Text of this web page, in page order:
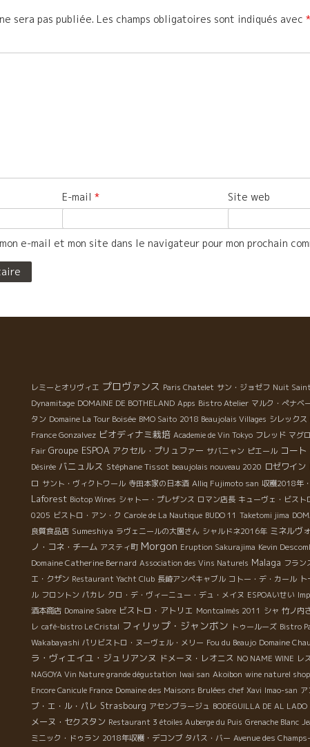
sera pas publiée. Les champs obligatoires sont indiqués avec *
E-mail * Site web
e-mail et mon site dans le navigateur pour mon prochain
レミーとオリヴィエ プロヴァンス Paris Chatelet サン・ジョゼフ Nuit
Dynamitage DOMAINE DE BOTHELAND Apps Bistro Atelier マルク・ぺナベ
タン Domaine La Tour Boisée BMO Saito 2018 Beaujolais Villages シレックス
France Gonzalvez ビオディナミ栽培 Academie de Vin Tokyo フレッド マグ
Fair Groupe ESPOA アクセル・プリュファー サバニャン ピエール コー
Désirée バニュルス Stéphane Tissot beaujolais nouveau 2020 ロゼワイン
ロ サント・ヴィクトワール 寺田本家の日本酒 Alliq Fujimoto san 収穫2018年
Laforest Biotop Wines シャトー・プレザンス ロマン店長 キューヴェ・ビスト
0205 ビストロ・アン・ク Carole de La Nautique BUDO 11 Taketomi jima
良質食品店 Sumeshiya ラヴェニールの大園さん シャルドネ2016年 ミネルヴ
ノ・コネ・チーム アスティ町 Morgon Eruption Sakurajima Kevin
Domaine Catherine Bernard Association des Vins Naturels Malaga フラン
エ・クザン Restaurant Yacht Club 長崎アンペキャブル コトー・デ・カール
ル フロントン パカレ クロ・デ・ヴィーニュー・デュ・メイヌ ESPOAいせい
酒本商店 Domaine Sabre ビストロ・アトリエ Montcalmès 2011 シャ 竹ノ内
レ café-bistro Le Cristal フィリップ・ジャンボン トゥールーズ Bistro
Wakabayashi パリビストロ・ヌーヴェル・メリー Fou du Beaujo Domaine
ラ・ヴィエイユ・ジュリアンヌ ドメーヌ・レオニス NO NAME WINE レ
NAGOYA Vin Nature grande dégustation Iwai san Akoibon wine naturel shop
Encore Canicule France Domaine des Maisons Brulées chef Xavi Imao-san
ブ・エ・ル・パレ Strasbourg アセンブラージュ BODEGUILLA DE AL LADO
メーヌ・セクスタン Restaurant 3 étoiles Auberge du Puis Grenache Blanc
ミニック・ドゥラン 2018年収穫・デコンブ タパス・バー Avenue des